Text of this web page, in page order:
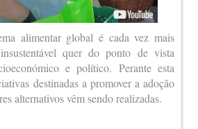
alimentar global é cada vez mais
quer do ponto de vista
e político. Perante esta
destinadas a promover a adoção
alternativos vêm sendo realizadas.